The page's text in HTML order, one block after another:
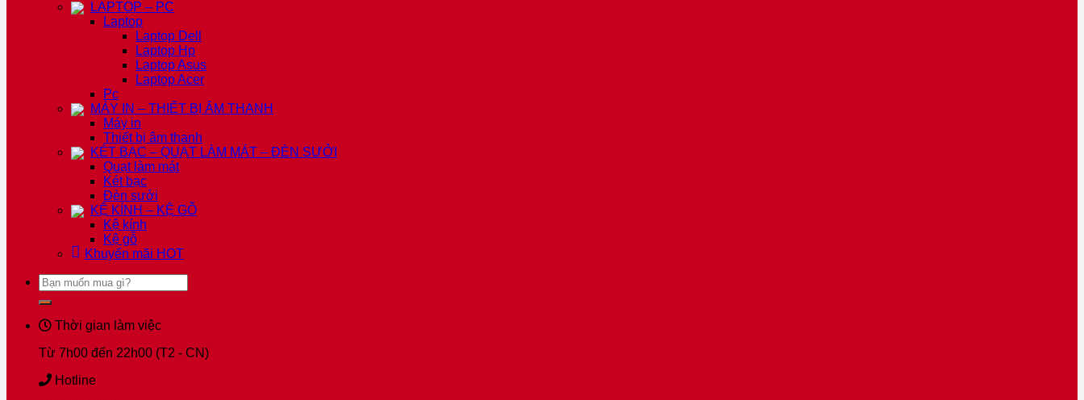
LAPTOP – PC
Laptop
Laptop Dell
Laptop Hp
Laptop Asus
Laptop Acer
Pc
MÁY IN – THIẾT BỊ ÂM THANH
Máy in
Thiết bị âm thanh
KÉT BẠC – QUẠT LÀM MÁT – ĐÈN SƯỞI
Quạt làm mát
Két bạc
Đèn sưởi
KỆ KÍNH – KỆ GỖ
Kệ kính
Kệ gỗ
Khuyến mãi HOT
Tìm
kiếm:
Thời gian làm việc
Từ 7h00 đến 22h00 (T2 - CN)
Hotline